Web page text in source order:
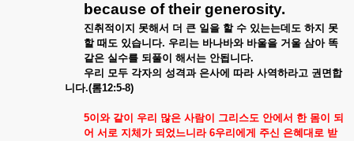
because of their generosity.
진취적이지 못해서 더 큰 일을 할 수 있는는데도 하지 못
할 때도 있습니다. 우리는 바나바와 바울을 거울 삼아 똑
같은 실수를 되풀이 해서는 안됩니다.
우리 모두 각자의 성격과 은사에 따라 사역하라고 권면합
니다.(롬12:5-8)
5이와 같이 우리 많은 사람이 그리스도 안에서 한 몸이
되
어 서로 지체가 되었느니라6우리에게 주신 은혜대로 받